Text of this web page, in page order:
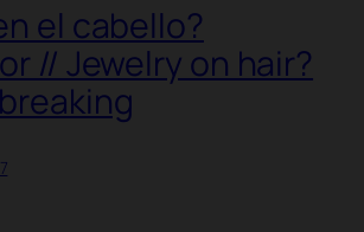
el cabello?
// Jewelry on hair?